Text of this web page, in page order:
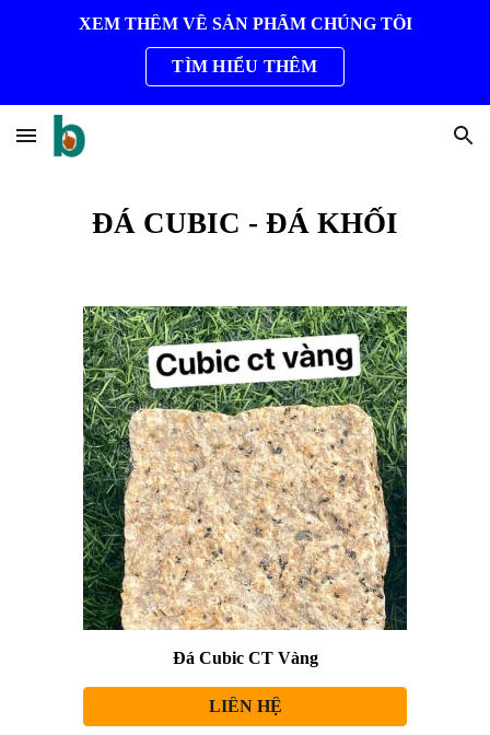
XEM THÊM VỀ SẢN PHẨM CHÚNG TÔI
TÌM HIỂU THÊM
ĐÁ CUBIC - ĐÁ KHỐI
Đá Cubic CT Vàng
LIÊN HỆ